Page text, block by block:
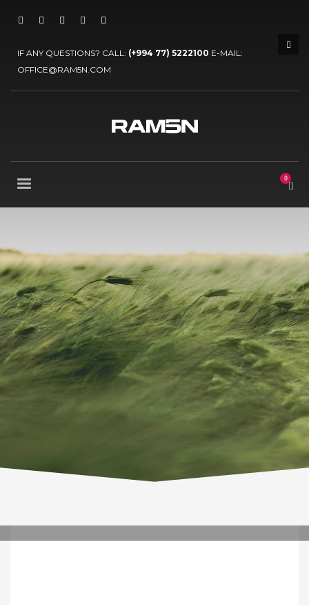
IF ANY QUESTIONS? CALL: (+994 77) 5222100 E-MAIL:
OFFICE@RAM5N.COM